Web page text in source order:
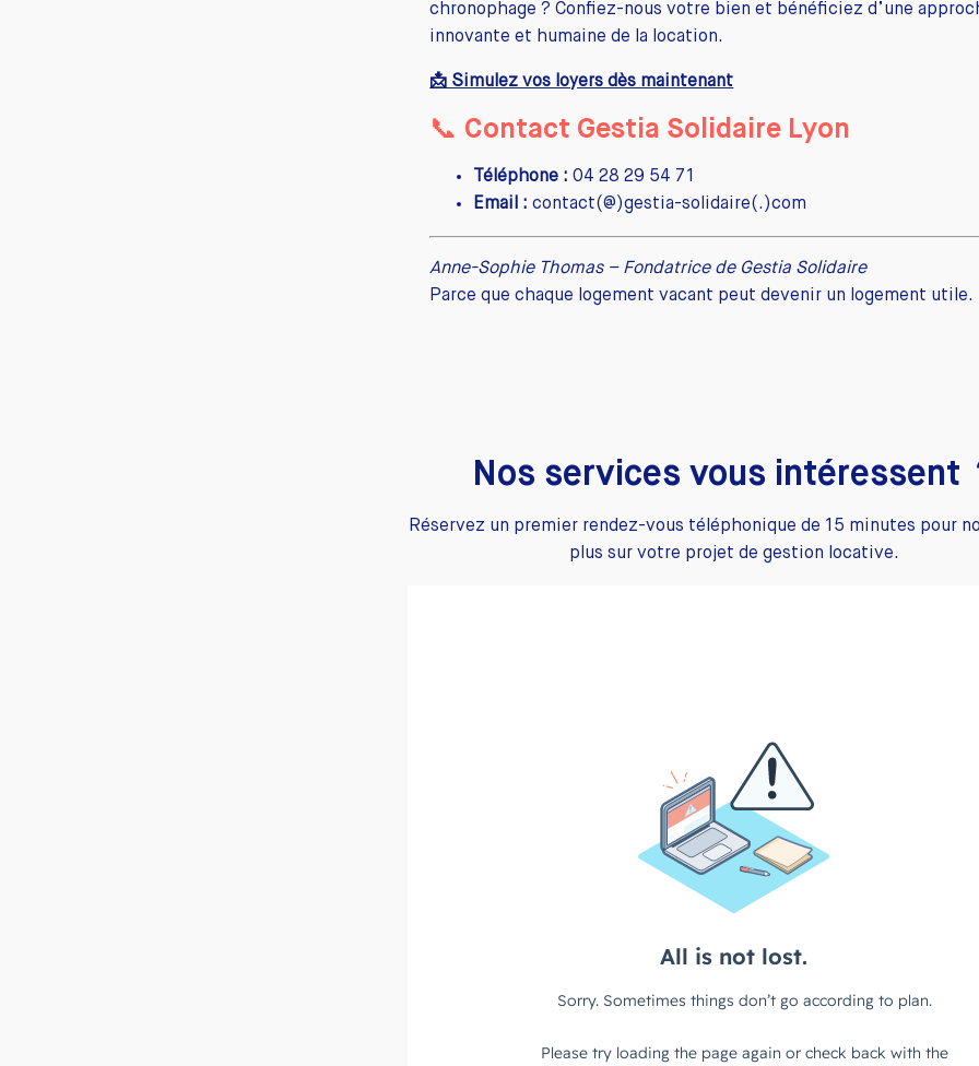
chronophage ? Confiez-nous votre bien et bénéficiez d’une
innovante et humaine de la location.
📩 Simulez vos loyers dès maintenant
📞 Contact Gestia Solidaire Lyon
Téléphone : 04 28 29 54 71
Email : contact(@)gestia-solidaire(.)com
Anne-Sophie Thomas – Fondatrice de Gestia Solidaire
Parce que chaque logement vacant peut devenir un logement utile.
Nos services vous intéressent
Réservez un premier rendez-vous téléphonique de 15 minutes pour
plus sur votre projet de gestion locative.